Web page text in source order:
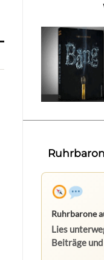
Ruhrbarone
Lies
Beiträge